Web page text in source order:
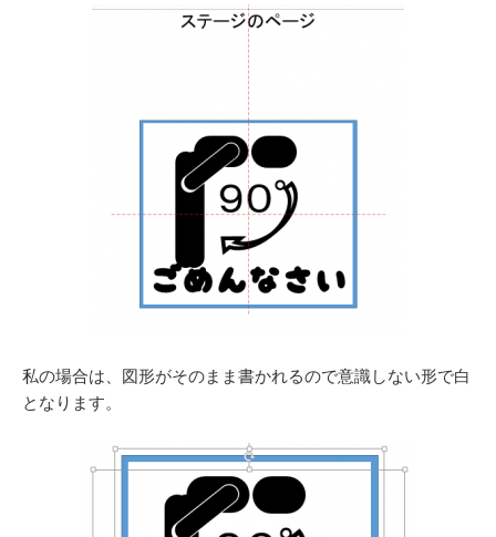
私の場合は、図形がそのまま書かれるので意識しない形で白
となります。